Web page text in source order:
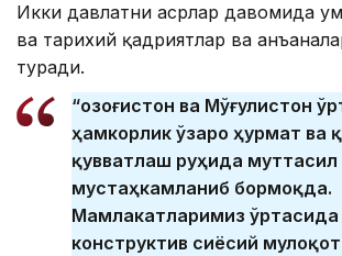
Икки давлатни асрлар давомида
ва тарихий қадриятлар ва
туради.
“Қозоғистон ва Мўғулистон
ҳамкорлик ўзаро ҳурмат ва
қувватлаш руҳида муттасил
мустаҳкамланиб бормоқда.
Мамлакатларимиз ўртасида
конструктив сиёсий